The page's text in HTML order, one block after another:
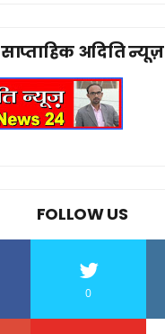
साप्ताहिक अदिति न्यूज़
FOLLOW US
0